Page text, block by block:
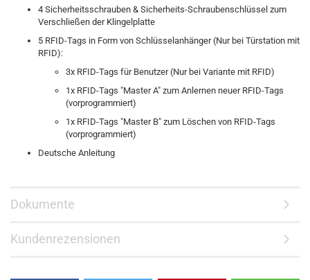
4 Sicherheitsschrauben & Sicherheits-Schraubenschlüssel zum
Verschließen der Klingelplatte
5 RFID-Tags in Form von Schlüsselanhänger (Nur bei Türstation mit
RFID):
3x RFID-Tags für Benutzer (Nur bei Variante mit RFID)
1x RFID-Tags "Master A" zum Anlernen neuer RFID-Tags
(vorprogrammiert)
1x RFID-Tags "Master B" zum Löschen von RFID-Tags
(vorprogrammiert)
Deutsche Anleitung
Dokumente
Kundenrezensionen